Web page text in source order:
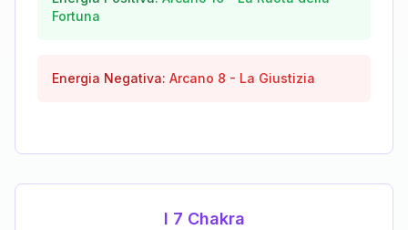
Fortuna
Energia Negativa: Arcano 8 - La Giustizia
I 7 Chakra